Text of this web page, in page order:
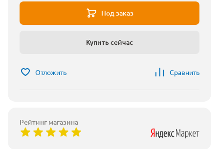
Под заказ
Купить сейчас
Отложить Сравнить
Рейтинг магазина